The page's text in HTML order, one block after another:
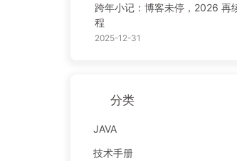
跨年小记：博客未停，2026 再
程
2025-12-31
分类
JAVA
技术手册